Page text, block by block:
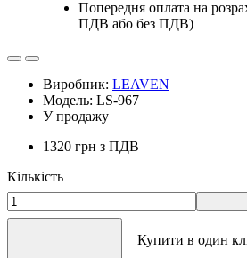
Попередня оплата на
ПДВ або без ПДВ)
Виробник: LEAVEN
Модель: LS-967
У продажу
1320 грн з ПДВ
Кількість
Купити в один